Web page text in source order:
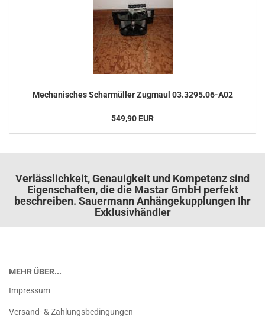
Me­cha­ni­sches Schar­mül­ler Zug­maul 03.3295.06-​A02
549,90 EUR
Verlässlichkeit, Genauigkeit und Kompetenz sind
Eigenschaften, die die Mastar GmbH perfekt
beschreiben. Sauermann Anhängekupplungen Ihr
Exklusivhändler
MEHR ÜBER...
Impressum
Versand- & Zahlungsbedingungen